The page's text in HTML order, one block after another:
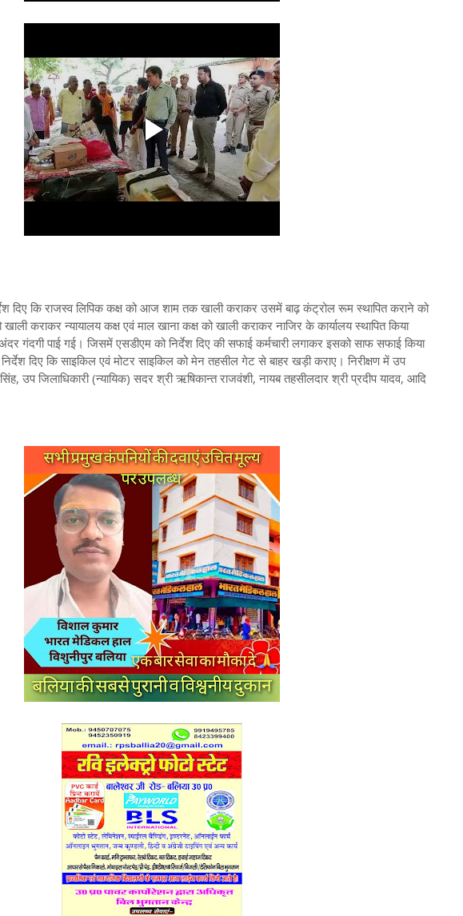
दिए कि राजस्व लिपिक कक्ष को आज शाम तक खाली कराकर उसमें बाढ़ कंट्रोल रूम स्थापित कराने को
कराकर न्यायालय कक्ष एवं माल खाना कक्ष को खाली कराकर नाजिर के कार्यालय स्थापित किया
गंदगी पाई गई। जिसमें एसडीएम को निर्देश दिए की सफाई कर्मचारी लगाकर इसको साफ सफाई किया
निर्देश दिए कि साइकिल एवं मोटर साइकिल को मेन तहसील गेट से बाहर खड़ी कराए। निरीक्षण में उप
उप जिलाधिकारी (न्यायिक) सदर श्री ऋषिकान्त राजवंशी, नायब तहसीलदार श्री प्रदीप यादव, आदि